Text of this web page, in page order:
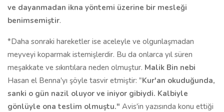
ve dayanmadan ikna yöntemi üzerine bir mesleği
benimsemiştir.
*Daha sonraki hareketler ise aceleyle ve olgunlaşmadan
meyveyi koparmak istemişlerdir. Bu da onlarca yıl süren
meşakkate ve sıkıntılara neden olmuştur. Malik Bin nebi
Hasan el Benna'yı şöyle tasvir etmiştir: "Kur'an okuduğunda,
sanki o gün nazil oluyor ve iniyor gibiydi. Kalbiyle
gönlüyle ona teslim olmuştu." Avis'in yazısında konu ettiği